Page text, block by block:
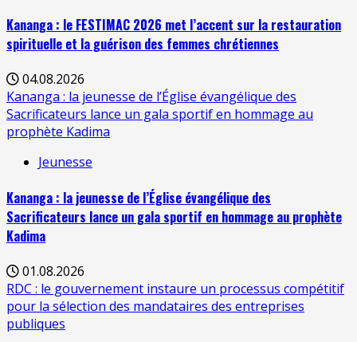
Kananga : le FESTIMAC 2026 met l’accent sur la restauration
spirituelle et la guérison des femmes chrétiennes
04.08.2026
Kananga : la jeunesse de l’Église évangélique des
Sacrificateurs lance un gala sportif en hommage au
prophète Kadima
Jeunesse
Kananga : la jeunesse de l’Église évangélique des
Sacrificateurs lance un gala sportif en hommage au prophète
Kadima
01.08.2026
RDC : le gouvernement instaure un processus compétitif
pour la sélection des mandataires des entreprises
publiques